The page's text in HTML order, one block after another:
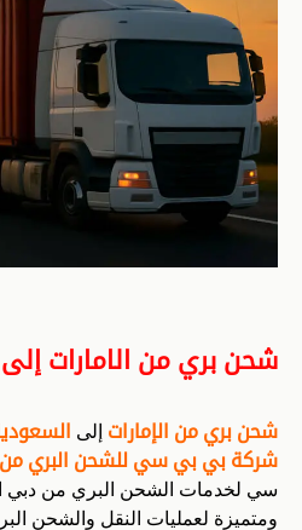
شحن بري من الامارات
شحن بري من الإمارات إلى
شركة بي بي سي للشحن البري
سي لخدمات الشحن البري من دبي
ومتميزة لعمليات النقل والشحن